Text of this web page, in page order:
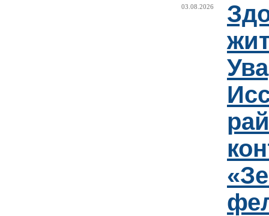
03.08.2026